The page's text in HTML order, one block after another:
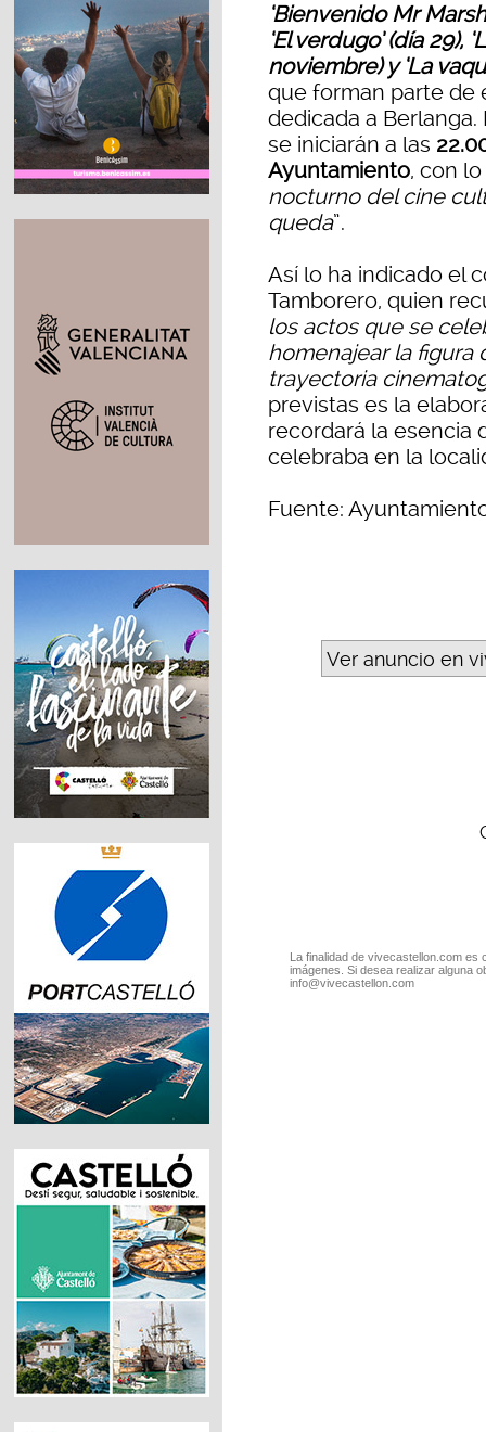
‘Bienvenido Mr
‘El verdugo’ (día 29),
noviembre) y ‘La
que forman parte de
dedicada a
se iniciarán a las
Ayuntamiento, con lo
nocturno del cine
queda”.
Así lo ha indicado el
Tamborero, quien
los actos que se
homenajear la figura
trayectoria
previstas es la
recordará la esencia
celebraba en la
Fuente:
Ver anuncio en
La finalidad de vivecastellon.com
imágenes. Si desea realizar alguna
info@vivecastellon.com